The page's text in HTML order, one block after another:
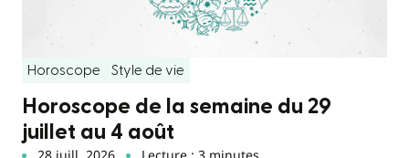
Horoscope Style de vie
Horoscope de la semaine du 29
juillet au 4 août